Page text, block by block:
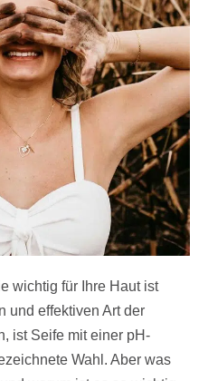
wichtig für Ihre Haut ist
und effektiven Art der
ist Seife mit einer pH-
Wahl. Aber was